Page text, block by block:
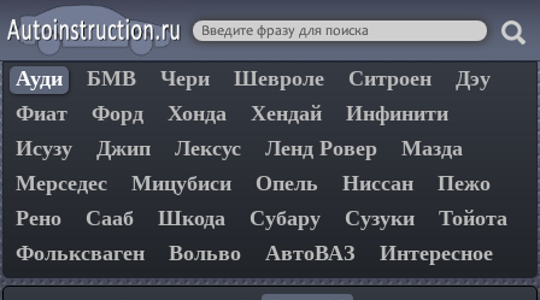
Ауди БМВ Чери Шевроле Ситроен
Дэу
Фиат
Форд Хонда Хендай
Инфинити
Исузу
Джип Лексус Ленд Ровер
Мазда
Мерседес
Мицубиси Опель Ниссан
Пежо
Рено
Сааб Шкода Субару Сузуки
Тойота
Фольксваген
Вольво АвтоВАЗ Интересное